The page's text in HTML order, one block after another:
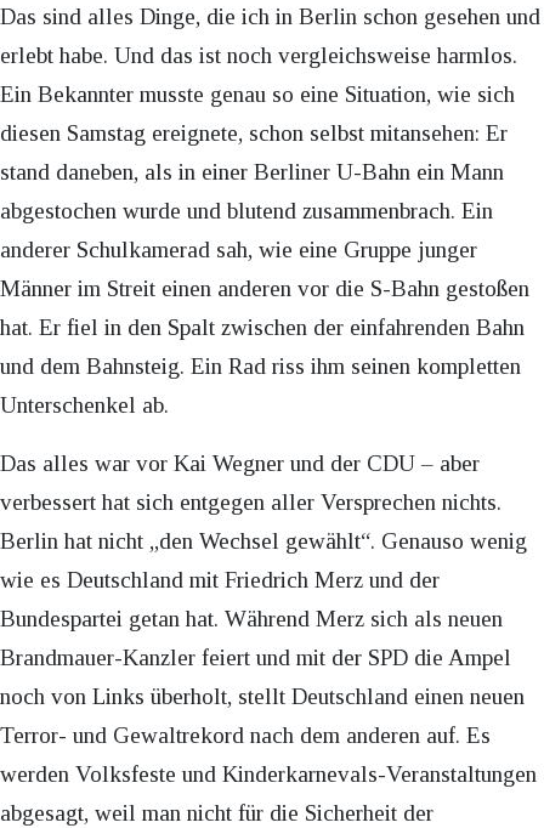
Das sind alles Dinge, die ich in Berlin schon gesehen und
erlebt habe. Und das ist noch vergleichsweise harmlos.
Ein Bekannter musste genau so eine Situation, wie sich
diesen Samstag ereignete, schon selbst mitansehen: Er
stand daneben, als in einer Berliner U-Bahn ein Mann
abgestochen wurde und blutend zusammenbrach. Ein
anderer Schulkamerad sah, wie eine Gruppe junger
Männer im Streit einen anderen vor die S-Bahn gestoßen
hat. Er fiel in den Spalt zwischen der einfahrenden Bahn
und dem Bahnsteig. Ein Rad riss ihm seinen kompletten
Unterschenkel ab.
Das alles war vor Kai Wegner und der CDU – aber
verbessert hat sich entgegen aller Versprechen nichts.
Berlin hat nicht „den Wechsel gewählt“. Genauso wenig
wie es Deutschland mit Friedrich Merz und der
Bundespartei getan hat. Während Merz sich als neuen
Brandmauer-Kanzler feiert und mit der SPD die Ampel
noch von Links überholt, stellt Deutschland einen neuen
Terror- und Gewaltrekord nach dem anderen auf. Es
werden Volksfeste und Kinderkarnevals-Veranstaltungen
abgesagt, weil man nicht für die Sicherheit der